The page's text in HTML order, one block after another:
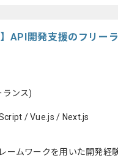
API開発支援のフリー
ランス)
/ Vue.js / Next.js
ームワークを用いた開発経